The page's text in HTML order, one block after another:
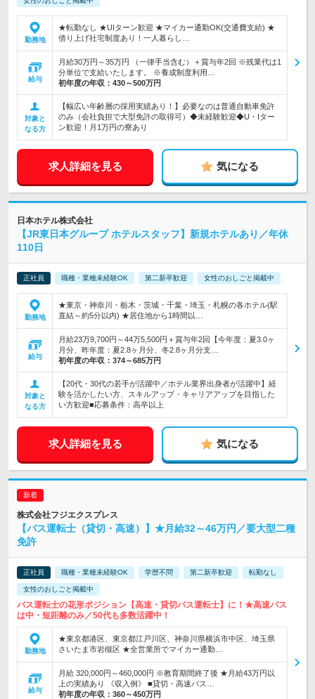
勤務地
★転勤なし ★UIターン歓迎 ★マイカー通勤OK(交通費支給) ★
借り上げ社宅制度あり！一人暮らし…
給与
月給30万円～35万円 （一律手当含む）＋賞与年2回 ※残業代は1
分単位で支給いたします。 ※養成制度利用…
初年度の年収： 430～500万円
対象と
なる方
【幅広い年齢層の採用実績あり！】必要なのは普通自動車免許
のみ（会社負担で大型免許の取得可）◆未経験歓迎◆U・Iター
ン歓迎！月1万円の寮あり
求人詳細を見る 気になる
日本ホテル株式会社
【JR東日本グループ ホテルスタッフ】新規ホテルあり／年休
110日
正社員 職種・業種未経験OK 第二新卒歓迎 女性のおしごと掲載中
勤務地
★東京・神奈川・栃木・茨城・千葉・埼玉・札幌の各ホテル(駅
直結～約5分以内) ★居住地から1時間以…
給与
月給23万9,700円～44万5,500円＋賞与年2回【今年度：夏3.0ヶ
月分、昨年度：夏2.8ヶ月分、冬2.8ヶ月分支…
初年度の年収： 374～685万円
対象と
なる方
【20代・30代の若手が活躍中／ホテル業界出身者が活躍中】経
験を活かしたい方、スキルアップ・キャリアアップを目指した
い方歓迎■応募条件：高卒以上
求人詳細を見る 気になる
株式会社フジエクスプレス
【バス運転士（貸切・高速）】★月給32～46万円／要大型二種
免許
正社員 職種・業種未経験OK 学歴不問 第二新卒歓迎 転勤なし
女性のおしごと掲載中
バス運転士の花形ポジション【高速・貸切バス運転士】に！★高速バス
は中・短距離のみ／50代も多数活躍中！
勤務地
★東京都港区、東京都江戸川区、神奈川県横浜市中区、埼玉県
さいたま市岩槻区 ★全営業所でマイカー通勤…
給与
月給 320,000円～460,000円 ※教育期間終了後 ★月給43万円以
上の実績あり 《収入例》 ■貸切・高速バス…
初年度の年収： 360～450万円